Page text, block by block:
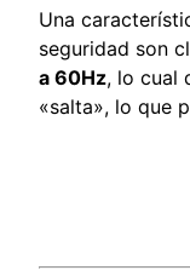
Una
seguridad son
a 60Hz, lo cual
«salta», lo que